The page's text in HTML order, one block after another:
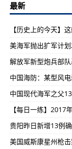
最新
【历史上的今天】
美海军抛出扩军计
解放军新型炮兵部
中国海防：某型风
中国现代海军之父
【每日一练】2017
贵阳昨日新增13例
美国威斯康星州枪